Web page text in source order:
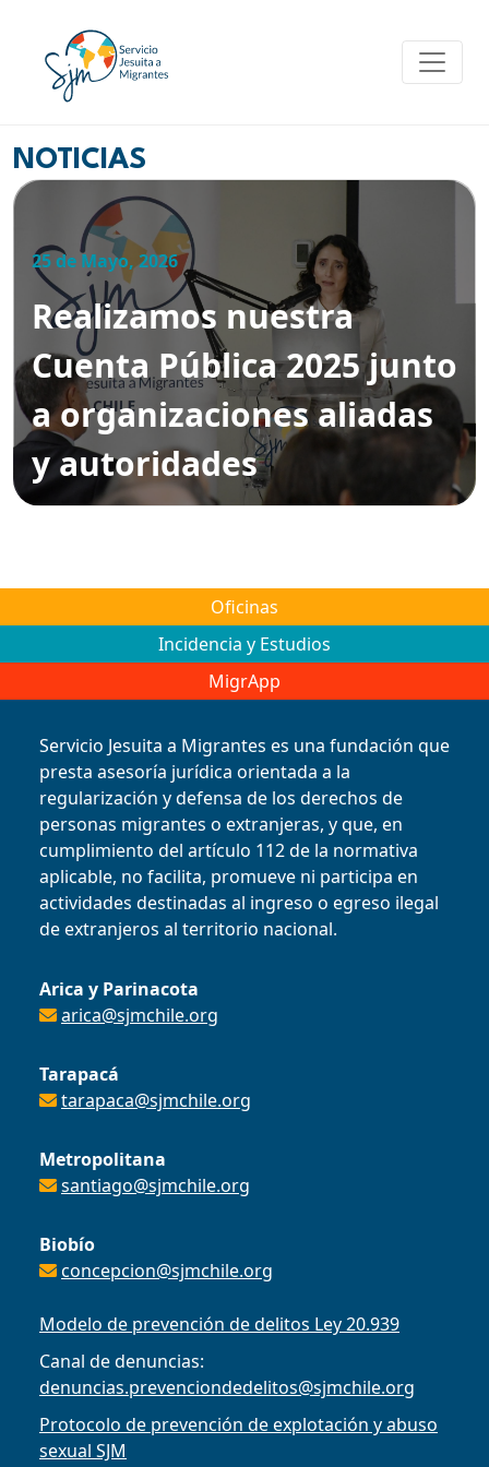
content
NOTICIAS
25 de Mayo, 2026
Realizamos nuestra
Cuenta Pública 2025 junto
a organizaciones aliadas
y autoridades
Oficinas
Incidencia y Estudios
MigrApp
Servicio Jesuita a Migrantes es una fundación que
presta asesoría jurídica orientada a la
regularización y defensa de los derechos de
personas migrantes o extranjeras, y que, en
cumplimiento del artículo 112 de la normativa
aplicable, no facilita, promueve ni participa en
actividades destinadas al ingreso o egreso ilegal
de extranjeros al territorio nacional.
Arica y Parinacota
arica@sjmchile.org
Tarapacá
tarapaca@sjmchile.org
Metropolitana
santiago@sjmchile.org
Biobío
concepcion@sjmchile.org
Modelo de prevención de delitos Ley 20.939
Canal de denuncias:
denuncias.prevenciondedelitos@sjmchile.org
Protocolo de prevención de explotación y abuso
sexual SJM